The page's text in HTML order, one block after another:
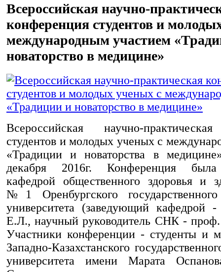
Всероссийская научно-
конференция студентов и
международным участием
новаторство в медицине»
Всероссийская научно-
студентов и молодых ученых с
«Традиции и новаторства в
декабря 2016г. Конференция была
кафедрой общественного здоровья и
№1 Оренбургского
университета (заведующий кафедрой
Е.Л., научный руководитель СНК -
Участники конференции - студенты и
Западно-Казахстанского
университета имени Марата